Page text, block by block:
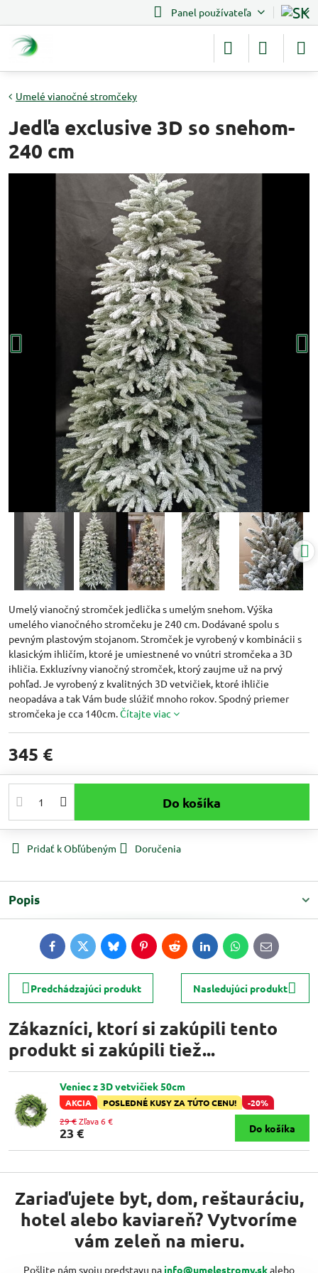
Panel používateľa
Umelé vianočné stromčeky
Jedľa exclusive 3D so snehom-
240 cm
Umelý vianočný stromček jedlička s umelým snehom. Výška
umelého vianočného stromčeku je 240 cm. Dodávané spolu s
pevným plastovým stojanom. Stromček je vyrobený v kombinácii s
klasickým ihličím, ktoré je umiestnené vo vnútri stromčeka a 3D
ihličia. Exkluzívny vianočný stromček, ktorý zaujme už na prvý
pohľad. Je vyrobený z kvalitných 3D vetvičiek, ktoré ihličie
neopadáva a tak Vám bude slúžiť mnoho rokov. Spodný priemer
stromčeka je cca 140cm.Čítajte viac
345 €
Do košíka
Pridať k Obľúbeným Doručenia
Popis
FacebookTwitterBlueskyPinterestRedditLinkedInWhatsApp
E-
mail
Predchádzajúci produkt Nasledujúci produkt
Zákazníci, ktorí si zakúpili tento
produkt si zakúpili tiež...
Veniec z 3D vetvičiek 50cm
AKCIA POSLEDNÉ KUSY ZA TÚTO CENU! -20%
23 €
29 €Zľava 6 €
Do košíka
Zariaďujete byt, dom, reštauráciu,
hotel alebo kaviareň? Vytvoríme
vám zeleň na mieru.
Pošlite nám svoju predstavu na info@umelestromy.skalebo